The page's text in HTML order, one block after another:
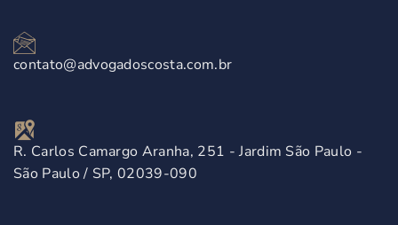
contato@advogadoscosta.com.br
R. Carlos Camargo Aranha, 251 - Jardim São Paulo -
São Paulo / SP, 02039-090